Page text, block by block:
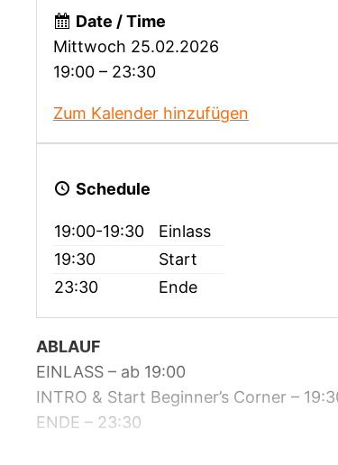
Date / Time
Mittwoch 25.02.2026
19:00 – 23:30
Zum Kalender hinzufügen
Schedule
19:00-19:30
Einlass
19:30
Start
23:30
Ende
ABLAUF
EINLASS – ab 19:00
INTRO & Start Beginner’s Corner –
ENDE – 23:30